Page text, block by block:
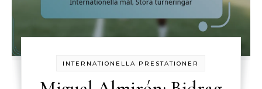
INTERNATIONELLA PRESTATIONER